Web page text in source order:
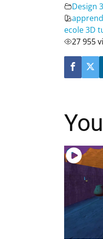
Design
ecole 3D
27 955